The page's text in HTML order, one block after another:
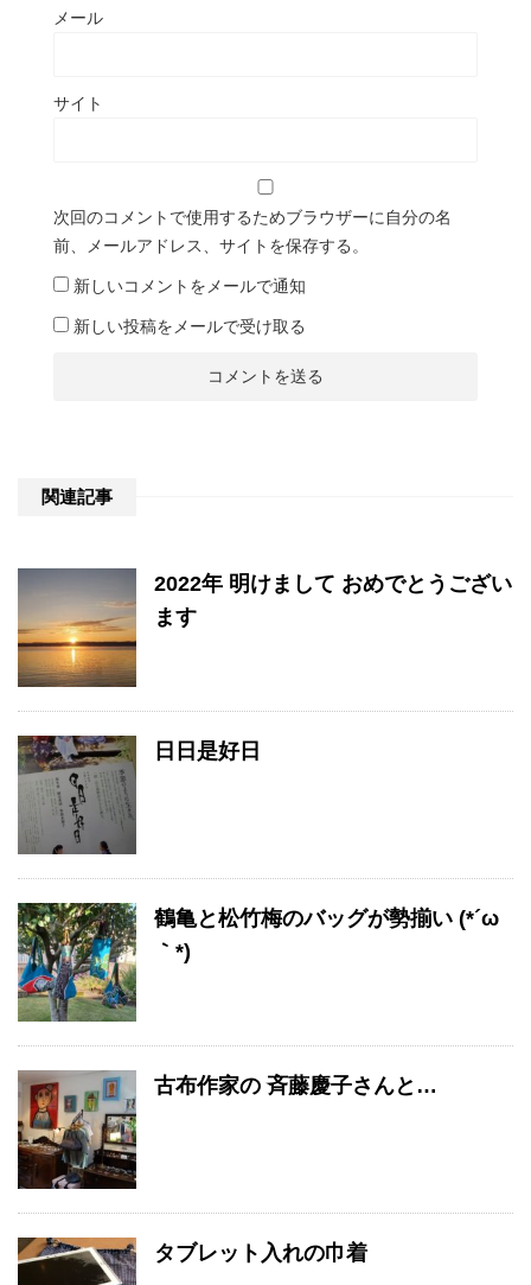
メール
サイト
次回のコメントで使用するためブラウザーに自分の名
前、メールアドレス、サイトを保存する。
新しいコメントをメールで通知
新しい投稿をメールで受け取る
関連記事
2022年 明けまして おめでとうござい
ます
日日是好日
鶴亀と松竹梅のバッグが勢揃い (*´ω
｀*)
古布作家の 斉藤慶子さんと…
タブレット入れの巾着